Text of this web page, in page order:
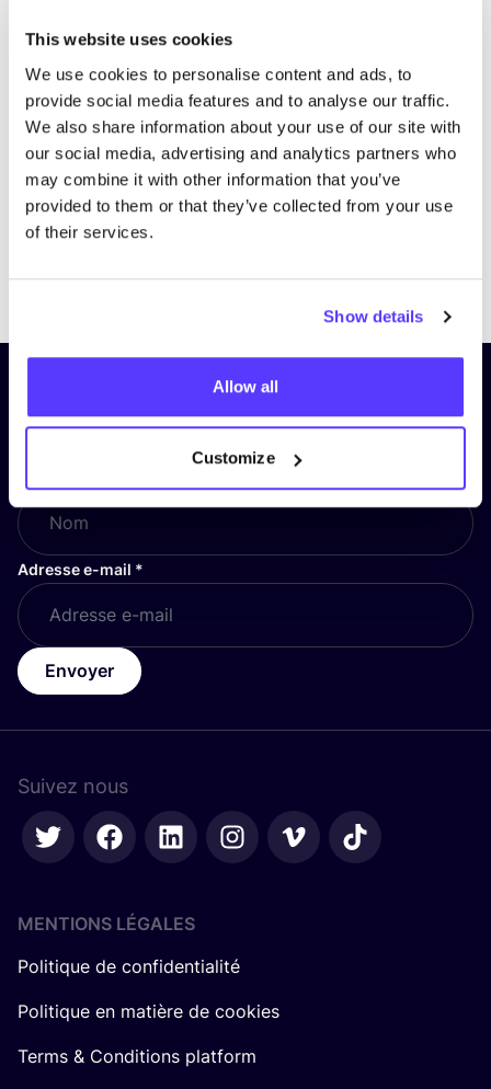
This website uses cookies
We use cookies to personalise content and ads, to
provide social media features and to analyse our traffic.
We also share information about your use of our site with
our social media, advertising and analytics partners who
may combine it with other information that you’ve
provided to them or that they’ve collected from your use
of their services.
Show details
Allow all
Customize
Inscrivez-vous à notre lettre
d’information et restez informé !
Adresse e-mail *
Envoyer
Suivez nous
MENTIONS LÉGALES
Politique de confidentialité
Politique en matière de cookies
Terms & Conditions platform